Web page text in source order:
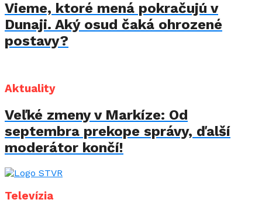
Vieme, ktoré mená pokračujú v
Dunaji. Aký osud čaká ohrozené
postavy?
Aktuality
Veľké zmeny v Markíze: Od
septembra prekope správy, ďalší
moderátor končí!
Televízia